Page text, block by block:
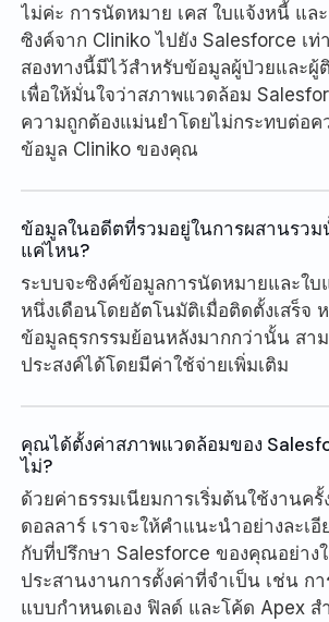
ไม่ค่ะ การนัดหมาย เคส ใบแจ้งหนี้ และ
ซิงค์จาก Cliniko ไปยัง Salesforce เ
สองทางนี้มีไว้สำหรับข้อมูลผู้ป่วยและผู้
เพื่อให้มั่นใจว่าสภาพแวดล้อม
ความถูกต้องแม่นยำโดยไม่กระทบต่อ
ข้อมูล Cliniko ของคุณ
ข้อมูลในอดีตที่รวมอยู่ในการผสานรว
แค่ไหน?
ระบบจะซิงค์ข้อมูลการนัดหมายและใบ
หนึ่งเดือนโดยอัตโนมัติเมื่อติดตั้งเสร็จ
ข้อมูลธุรกรรมย้อนหลังมากกว่านั้น สา
ประสงค์ได้โดยมีค่าใช้จ่ายเพิ่มเติม
คุณได้ตั้งค่าสภาพแวดล้อมของ
ไม่?
ด้วยค่าธรรมเนียมการเริ่มต้นใช้งานครั้
ดอลลาร์ เราจะให้คำแนะนำอย่างละเ
กับที่ปรึกษา Salesforce ของคุณอย่าง
ประสานงานการตั้งค่าที่จำเป็น เช่น กา
แบบกำหนดเอง ฟิลด์ และโค้ด Apex ส